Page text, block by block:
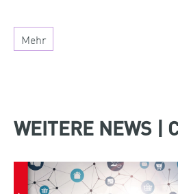
Mehr
WEITERE NEWS |